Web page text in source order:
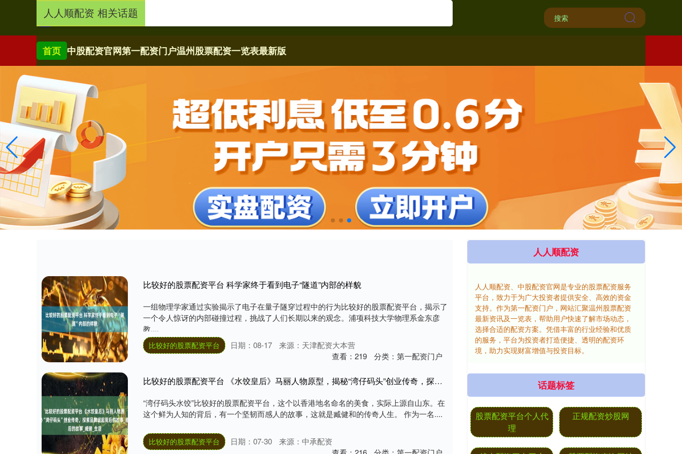
首页 中股配资官网第一配资门户温州股票配资一览表最新版
人人顺配资 相关话题
比较好的股票配资平台 科学家终于看到电子“隧道”内部的样貌
一组物理学家通过实验揭示了电子在量子隧穿过程中的行为比较好的股票配资平台，揭示了
一个令人惊讶的内部碰撞过程，挑战了人们长期以来的观念。浦项科技大学物理系金东彦
教....
比较好的股票配资平台 日期：08-17
来源：天津配资大本营
查看： 219 分类： 第一配资门户
比较好的股票配资平台 《水饺皇后》马丽人物原型，揭秘“湾仔码头”创业传奇，探索品牌崛起背后的故事_臧健_生活
“湾仔码头水饺”比较好的股票配资平台，这个以香港地名命名的美食，实际上源自山东。在
这个鲜为人知的背后，有一个坚韧而感人的故事，这就是臧健和的传奇人生。 作为一名....
比较好的股票配资平台 日期：07-30
来源：中承配资
人人顺配资
人人顺配资、中股配资官网是专业的股票配资服务
平台，致力于为广大投资者提供安全、高效的资金
支持。作为第一配资门户，网站汇聚温州股票配资
最新资讯及一览表，帮助用户快速了解市场动态，
选择合适的配资方案。凭借丰富的行业经验和优质
的服务，平台为投资者打造便捷、透明的配资环
境，助力实现财富增值与投资目标。
话题标签
股票配资平台个人代
理
正规配资炒股网